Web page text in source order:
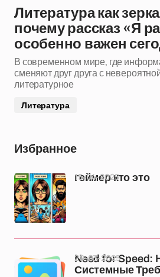
Литература как
почему рассказ «Я
особенно важен
В современном мире, где
сменяют друг друга с
литературное
Литература
Избранное
геймер кто это
15-04-2025
Need for Speed:
Системные
20-03-2025